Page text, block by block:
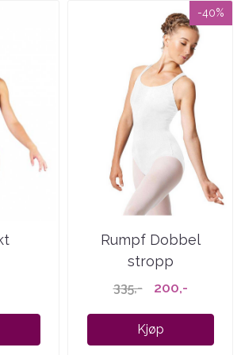
-40%
Rumpf Dobbel
stropp
335,- 200,-
Kjøp